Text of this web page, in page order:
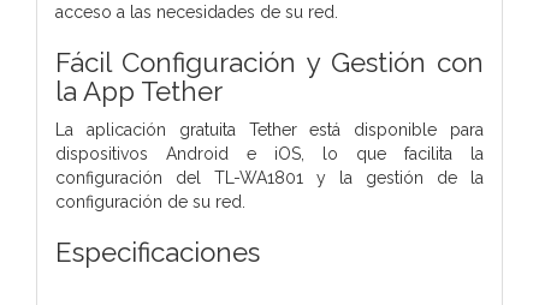
acceso a las necesidades de su red.
Fácil Configuración y Gestión con
la App Tether
La aplicación gratuita Tether está disponible para
dispositivos Android e iOS, lo que facilita la
configuración del TL-WA1801 y la gestión de la
configuración de su red.
Especificaciones